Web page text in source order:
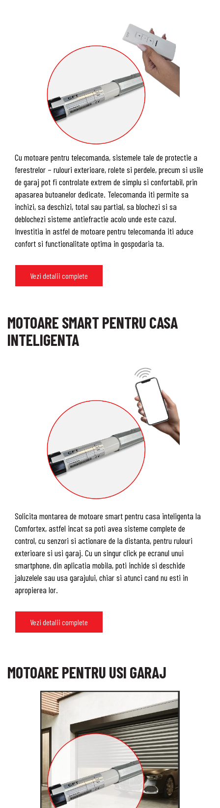
Cu motoare pentru telecomanda, sistemele tale de protectie a
ferestrelor – rulouri exterioare, rolete si perdele, precum si usile
de garaj pot fi controlate extrem de simplu si confortabil, prin
apasarea butoanelor dedicate. Telecomanda iti permite sa
inchizi, sa deschizi, total sau partial, sa blochezi si sa
deblochezi sisteme antiefractie acolo unde este cazul.
Investitia in astfel de motoare pentru telecomanda iti aduce
confort si functionalitate optima in gospodaria ta.
Vezi detalii complete
Solicita montarea de motoare smart pentru casa inteligenta la
Comfortex, astfel incat sa poti avea sisteme complete de
control, cu senzori si actionare de la distanta, pentru rulouri
exterioare si usi garaj. Cu un singur click pe ecranul unui
smartphone, din aplicatia mobila, poti inchide si deschide
jaluzelele sau usa garajului, chiar si atunci cand nu esti in
apropierea lor.
Vezi detalii complete
MOTOARE SMART PENTRU CASA
INTELIGENTA
MOTOARE PENTRU USI GARAJ